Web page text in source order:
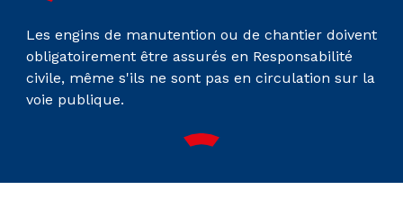
Les engins de manutention ou de chantier doivent
obligatoirement être assurés en Responsabilité
civile, même s'ils ne sont pas en circulation sur la
voie publique.